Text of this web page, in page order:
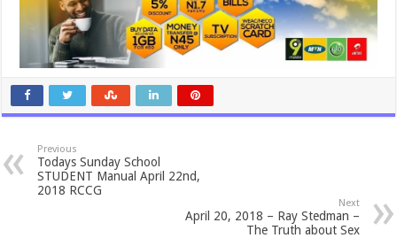
Previous
Todays Sunday School
STUDENT Manual April 22nd,
2018 RCCG
Next
April 20, 2018 – Ray Stedman –
The Truth about Sex